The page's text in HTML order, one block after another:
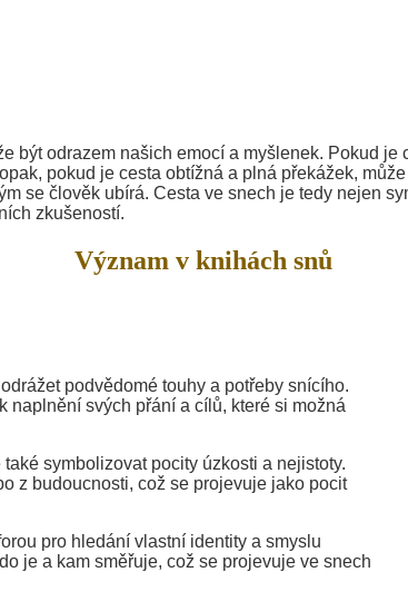
být odrazem našich emocí a myšlenek. Pokud je
pokud je cesta obtížná a plná překážek,
se člověk ubírá. Cesta ve snech je tedy nejen
zkušeností.
Význam v knihách snů
podvědomé touhy a potřeby snícího.
naplnění svých přání a cílů, které si možná
symbolizovat pocity úzkosti a nejistoty.
z budoucnosti, což se projevuje jako pocit
pro hledání vlastní identity a smyslu
je a kam směřuje, což se projevuje ve snech